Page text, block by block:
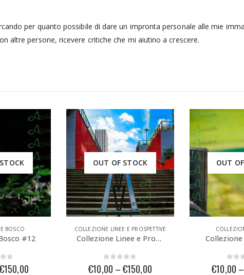
per quanto possibile di dare un impronta personale alle mie
altre persone, ricevere critiche che mi aiutino a crescere.
PROSPETTIVE
Collezione Linee e Prospettive #12
of 5
€150,00
OUT OF STOCK
COLLEZIONE BOSCO
Collezione Bosco #14
0 out of 5
€10,00 –€150,00
OUT
COLLEZIONE
0
€10,00